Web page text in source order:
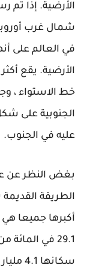
الأرضية. إذا
شمال غرب
في العالم على
الأرضية. يقع
خط الاستواء ،
الجنوبية على
عليه في الجنوب.
بغض النظر عن
الطريقة
أكبرها جميعا هي
29.1 في
سكانها 4.1 مليار نسمة.